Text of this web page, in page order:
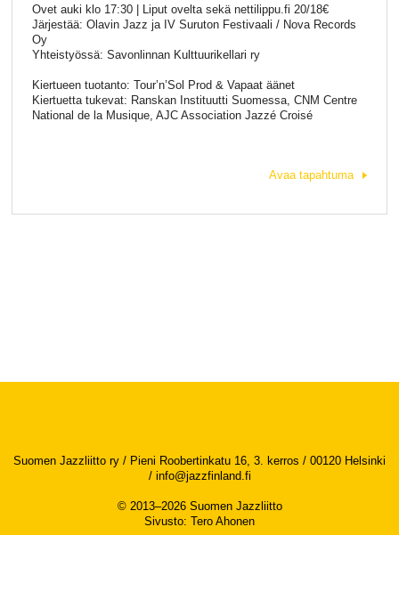
Ovet auki klo 17:30 | Liput ovelta sekä nettilippu.fi 20/18€
Järjestää: Olavin Jazz ja IV Suruton Festivaali / Nova Records
Oy
Yhteistyössä: Savonlinnan Kulttuurikellari ry
Kiertueen tuotanto: Tour’n’Sol Prod & Vapaat äänet
Kiertuetta tukevat: Ranskan Instituutti Suomessa, CNM Centre
National de la Musique, AJC Association Jazzé Croisé
Avaa tapahtuma
Suomen Jazzliitto ry / Pieni Roobertinkatu 16, 3. kerros / 00120 Helsinki
/ info@jazzfinland.fi
© 2013–2026 Suomen Jazzliitto
Sivusto: Tero Ahonen